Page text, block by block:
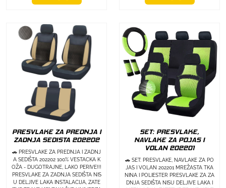
PRESVLAKE ZA PREDNJA I
ZADNJA SEDISTA 202202
🚗 PRESVLAKE ZA PREDNJA I ZADNJ
A SEDIŠTA 202202 100% VESTACKA K
OŽA - DUGOTRAJNE, LAKO PERIVE!!!
PRESVLAKE ZA ZADNJA SEDIŠTA NIS
U DELJIVE LAKA INSTALACIJA, ZATE
SET: PRESVLAKE,
NAVLAKE ZA POJAS I
VOLAN 202201
🚗 SET: PRESVLAKE, NAVLAKE ZA PO
JAS I VOLAN 202201 MREŽASTA TKA
NINA I POLIESTER PRESVLAKE ZA ZA
DNJA SEDIŠTA NISU DELJIVE LAKA I